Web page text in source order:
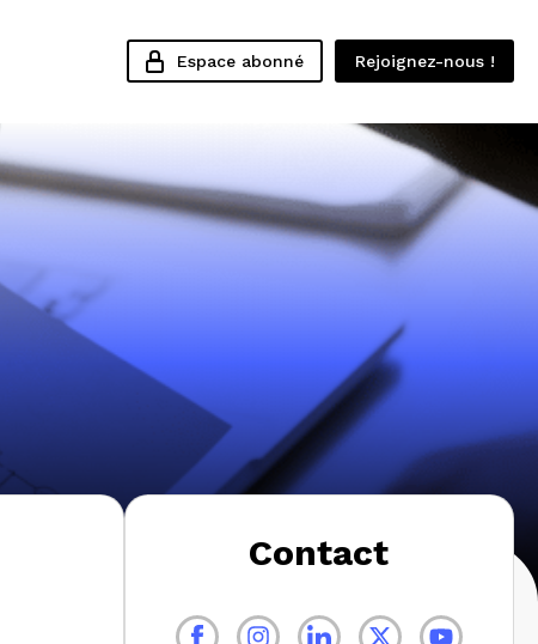
Espace abonné Rejoignez-nous !
Contact